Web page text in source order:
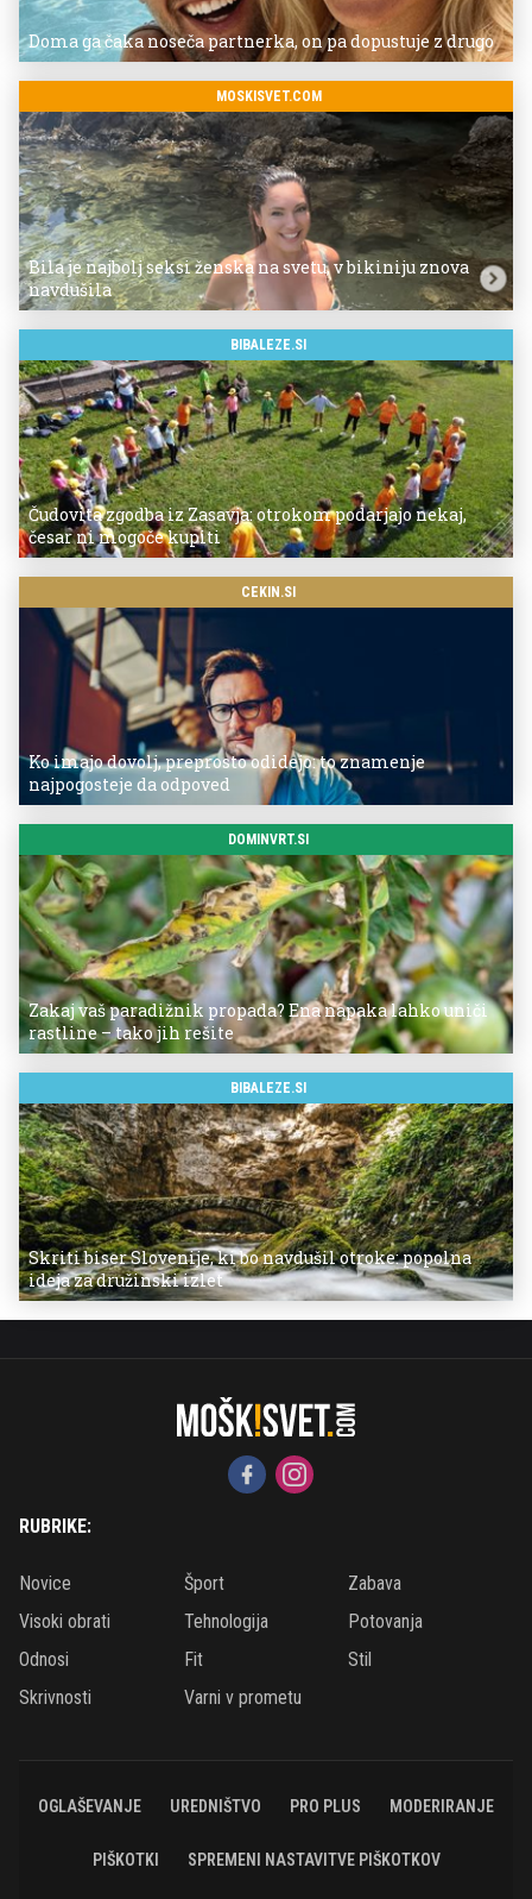
Doma ga čaka noseča partnerka, on pa dopustuje z drugo
MOSKISVET.COM
Bila je najbolj seksi ženska na svetu, v bikiniju znova
navdušila
BIBALEZE.SI
Čudovita zgodba iz Zasavja: otrokom podarjajo nekaj,
česar ni mogoče kupiti
CEKIN.SI
Ko imajo dovolj, preprosto odidejo: to znamenje
najpogosteje da odpoved
DOMINVRT.SI
Zakaj vaš paradižnik propada? Ena napaka lahko uniči
rastline – tako jih rešite
BIBALEZE.SI
Skriti biser Slovenije, ki bo navdušil otroke: popolna
ideja za družinski izlet
RUBRIKE:
Novice Šport
Zabava
Visoki obrati
Tehnologija
Potovanja
Odnosi
Fit
Stil
Skrivnosti
Varni v prometu
OGLAŠEVANJE UREDNIŠTVO PRO PLUS MODERIRANJE
PIŠKOTKI SPREMENI NASTAVITVE PIŠKOTKOV